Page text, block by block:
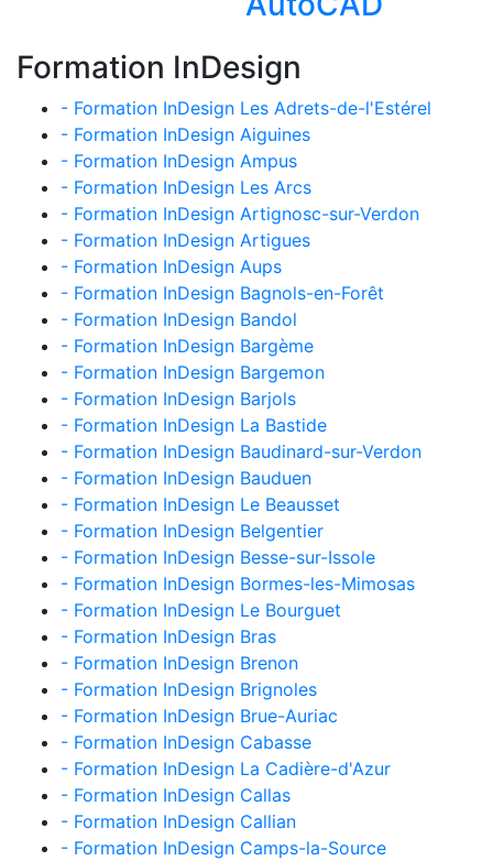
Formation InDesign
- Formation InDesign Les Adrets-de-l'Estérel
- Formation InDesign Aiguines
- Formation InDesign Ampus
- Formation InDesign Les Arcs
- Formation InDesign Artignosc-sur-Verdon
- Formation InDesign Artigues
- Formation InDesign Aups
- Formation InDesign Bagnols-en-Forêt
- Formation InDesign Bandol
- Formation InDesign Bargème
- Formation InDesign Bargemon
- Formation InDesign Barjols
- Formation InDesign La Bastide
- Formation InDesign Baudinard-sur-Verdon
- Formation InDesign Bauduen
- Formation InDesign Le Beausset
- Formation InDesign Belgentier
- Formation InDesign Besse-sur-Issole
- Formation InDesign Bormes-les-Mimosas
- Formation InDesign Le Bourguet
- Formation InDesign Bras
- Formation InDesign Brenon
- Formation InDesign Brignoles
- Formation InDesign Brue-Auriac
- Formation InDesign Cabasse
- Formation InDesign La Cadière-d'Azur
- Formation InDesign Callas
- Formation InDesign Callian
- Formation InDesign Camps-la-Source